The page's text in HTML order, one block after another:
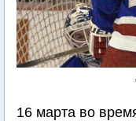
16 марта во